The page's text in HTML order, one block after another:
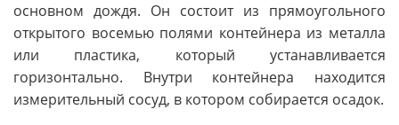
основном дождя. Он состоит из прямоугольного
открытого восемью полями контейнера из металла
или пластика, который устанавливается
горизонтально. Внутри контейнера находится
измерительный сосуд, в котором собирается осадок.